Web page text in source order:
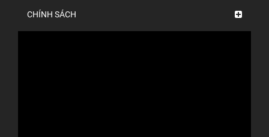
CHÍNH SÁCH